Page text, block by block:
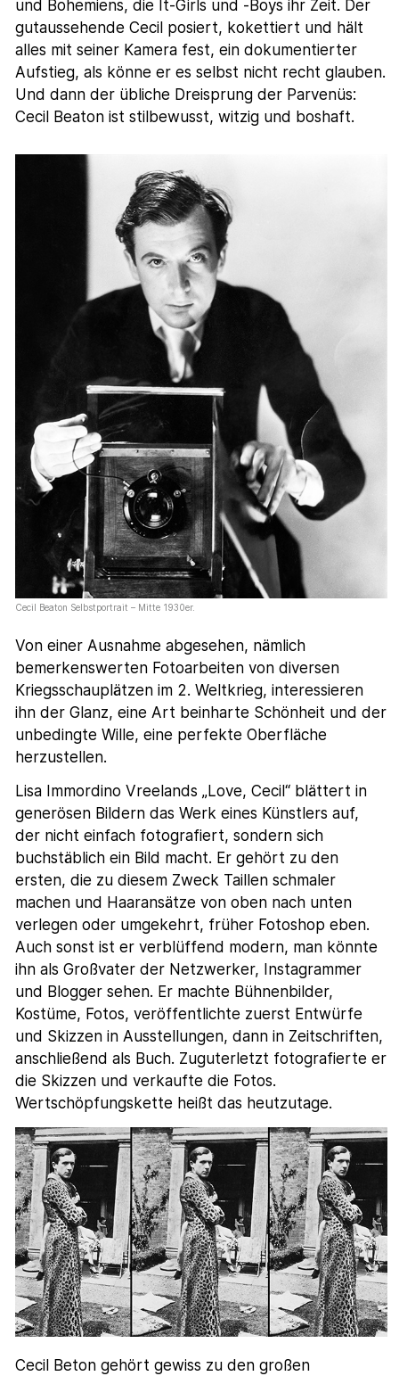
und Bohemiens, die It-Girls und -Boys ihr Zeit. Der
gutaussehende Cecil posiert, kokettiert und hält
alles mit seiner Kamera fest, ein dokumentierter
Aufstieg, als könne er es selbst nicht recht glauben.
Und dann der übliche Dreisprung der Parvenüs:
Cecil Beaton ist stilbewusst, witzig und boshaft.
Cecil Beaton Selbstportrait – Mitte 1930er.
Von einer Ausnahme abgesehen, nämlich
bemerkenswerten Fotoarbeiten von diversen
Kriegsschauplätzen im 2. Weltkrieg, interessieren
ihn der Glanz, eine Art beinharte Schönheit und der
unbedingte Wille, eine perfekte Oberfläche
herzustellen.
Lisa Immordino Vreelands „Love, Cecil“ blättert in
generösen Bildern das Werk eines Künstlers auf,
der nicht einfach fotografiert, sondern sich
buchstäblich ein Bild macht. Er gehört zu den
ersten, die zu diesem Zweck Taillen schmaler
machen und Haaransätze von oben nach unten
verlegen oder umgekehrt, früher Fotoshop eben.
Auch sonst ist er verblüffend modern, man könnte
ihn als Großvater der Netzwerker, Instagrammer
und Blogger sehen. Er machte Bühnenbilder,
Kostüme, Fotos, veröffentlichte zuerst Entwürfe
und Skizzen in Ausstellungen, dann in Zeitschriften,
anschließend als Buch. Zuguterletzt fotografierte er
die Skizzen und verkaufte die Fotos.
Wertschöpfungskette heißt das heutzutage.
Cecil Beton gehört gewiss zu den großen